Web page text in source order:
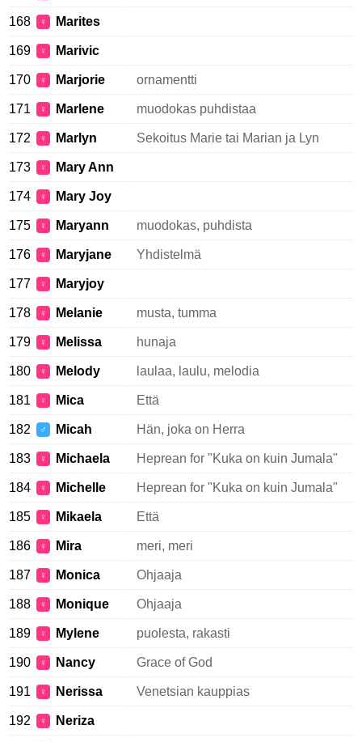
168 ♀ Marites
169 ♀ Marivic
170 ♀ Marjorie ornamentti
171 ♀ Marlene muodokas puhdistaa
172 ♀ Marlyn Sekoitus Marie tai Marian ja Lyn
173 ♀ Mary Ann
174 ♀ Mary Joy
175 ♀ Maryann muodokas, puhdista
176 ♀ Maryjane Yhdistelmä
177 ♀ Maryjoy
178 ♀ Melanie musta, tumma
179 ♀ Melissa hunaja
180 ♀ Melody laulaa, laulu, melodia
181 ♀ Mica Että
182 ♂ Micah Hän, joka on Herra
183 ♀ Michaela Heprean for "Kuka on kuin Jumala"
184 ♀ Michelle Heprean for "Kuka on kuin Jumala"
185 ♀ Mikaela Että
186 ♀ Mira meri, meri
187 ♀ Monica Ohjaaja
188 ♀ Monique Ohjaaja
189 ♀ Mylene puolesta, rakasti
190 ♀ Nancy Grace of God
191 ♀ Nerissa Venetsian kauppias
192 ♀ Neriza